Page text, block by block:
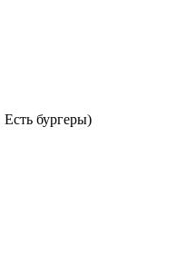
бургеры)